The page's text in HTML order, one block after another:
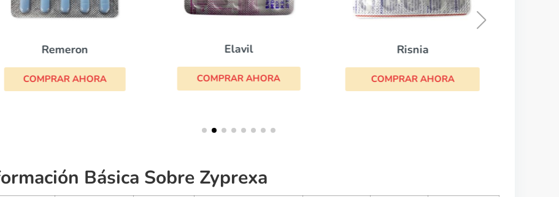
Remeron
COMPRAR AHORA
Elavil
COMPRAR AHORA
Risnia
COMPRAR AHORA
Básica Sobre Zyprexa